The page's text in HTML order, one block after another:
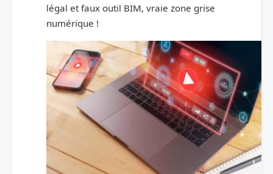
légal et faux outil BIM, vraie zone grise
numérique !